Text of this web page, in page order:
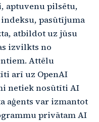
aptuvenu pilsētu,
pasūtījuma
atbildot uz jūsu
izvilkts no
Attēlu
arī uz OpenAI
netiek nosūtīti AI
aģents var izmantot
privātam AI